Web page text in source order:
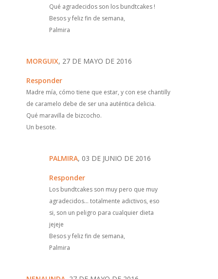
Qué agradecidos son los bundtcakes !
Besos y feliz fin de semana,
Palmira
MORGUIX, 27 DE MAYO DE 2016
Responder
Madre mía, cómo tiene que estar, y con ese chantilly
de caramelo debe de ser una auténtica delicia.
Qué maravilla de bizcocho.
Un besote.
PALMIRA, 03 DE JUNIO DE 2016
Responder
Los bundtcakes son muy pero que muy
agradecidos... totalmente adictivos, eso
si, son un peligro para cualquier dieta
jejeje
Besos y feliz fin de semana,
Palmira